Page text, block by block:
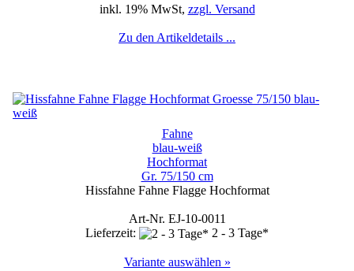
inkl. 19% MwSt, zzgl. Versand
Zu den Artikeldetails ...
Fahne
blau-weiß
Hochformat
Gr. 75/150 cm
Hissfahne Fahne Flagge Hochformat
Art-Nr. EJ-10-0011
Lieferzeit:
2 - 3 Tage*
Variante auswählen »